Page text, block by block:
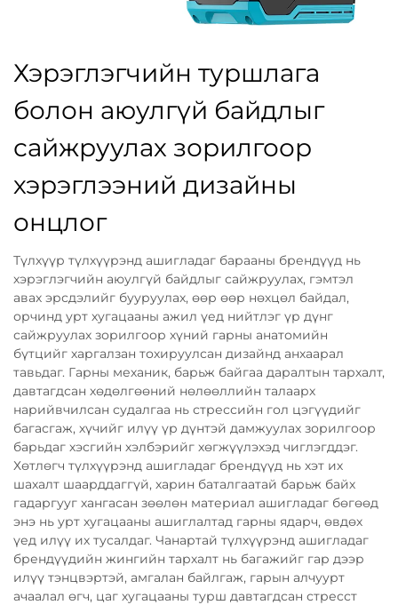
Хэрэглэгчийн туршлага
болон аюулгүй байдлыг
сайжруулах зорилгоор
хэрэглээний дизайны
онцлог
Түлхүүр түлхүүрэнд ашигладаг барааны брендүүд нь
хэрэглэгчийн аюулгүй байдлыг сайжруулах, гэмтэл
авах эрсдэлийг бууруулах, өөр өөр нөхцөл байдал,
орчинд урт хугацааны ажил үед нийтлэг үр дүнг
сайжруулах зорилгоор хүний гарны анатомийн
бүтцийг харгалзан тохируулсан дизайнд анхаарал
тавьдаг. Гарны механик, барьж байгаа даралтын тархалт,
давтагдсан хөдөлгөөний нөлөөллийн талаарх
нарийвчилсан судалгаа нь стрессийн гол цэгүүдийг
багасгаж, хүчийг илүү үр дүнтэй дамжуулах зорилгоор
барьдаг хэсгийн хэлбэрийг хөгжүүлэхэд чиглэгддэг.
Хөтлөгч түлхүүрэнд ашигладаг брендүүд нь хэт их
шахалт шаарддаггүй, харин баталгаатай барьж байх
гадаргууг хангасан зөөлөн материал ашигладаг бөгөөд
энэ нь урт хугацааны ашиглалтад гарны ядарч, өвдөх
үед илүү их тусалдаг. Чанартай түлхүүрэнд ашигладаг
брендүүдийн жингийн тархалт нь багажийг гар дээр
илүү тэнцвэртэй, амгалан байлгаж, гарын алчуурт
ачаалал өгч, цаг хугацааны турш давтагдсан стресст